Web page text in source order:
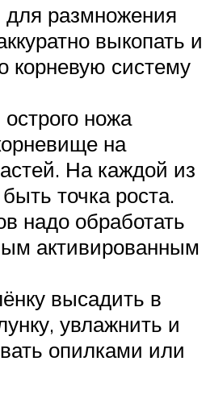
размножения
выкопать и
корневую систему
ножа
на
На каждой из
точка роста.
надо обработать
активированным
высадить в
увлажнить и
опилками или